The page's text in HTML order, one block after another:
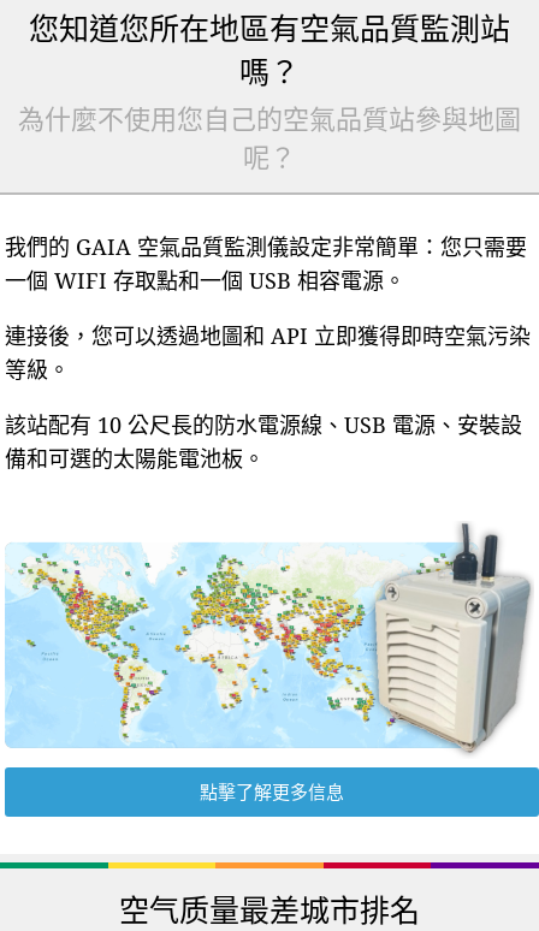
您知道您所在地區有空氣品質監測站
嗎？
為什麼不使用您自己的空氣品質站參與地圖
呢？
我們的 GAIA 空氣品質監測儀設定非常簡單：您只需要
一個 WIFI 存取點和一個 USB 相容電源。
連接後，您可以透過地圖和 API 立即獲得即時空氣污染
等級。
該站配有 10 公尺長的防水電源線、USB 電源、安裝設
備和可選的太陽能電池板。
點擊了解更多信息
空气质量最差城市排名